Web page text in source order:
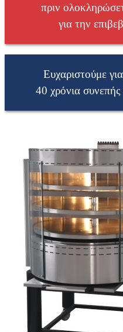
πριν
για την
Ευχαριστούμε
40 χρόνια